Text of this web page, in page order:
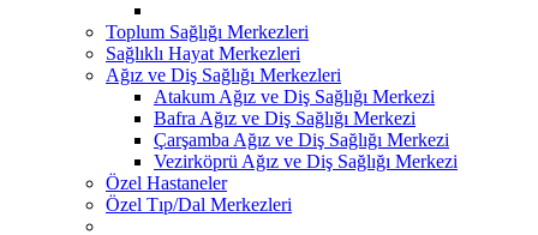
Toplum Sağlığı Merkezleri
Sağlıklı Hayat Merkezleri
Ağız ve Diş Sağlığı Merkezleri
Atakum Ağız ve Diş Sağlığı Merkezi
Bafra Ağız ve Diş Sağlığı Merkezi
Çarşamba Ağız ve Diş Sağlığı Merkezi
Vezirköprü Ağız ve Diş Sağlığı Merkezi
Özel Hastaneler
Özel Tıp/Dal Merkezleri